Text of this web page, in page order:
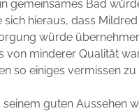
gemeinsames Bad
hieraus, dass
würde
von minderer Qualität
so einiges vermissen zu
guten Aussehen